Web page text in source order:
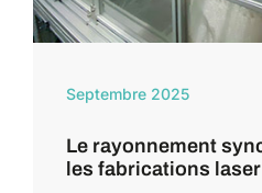
Septembre 2025
Le rayonnement
les fabrications laser